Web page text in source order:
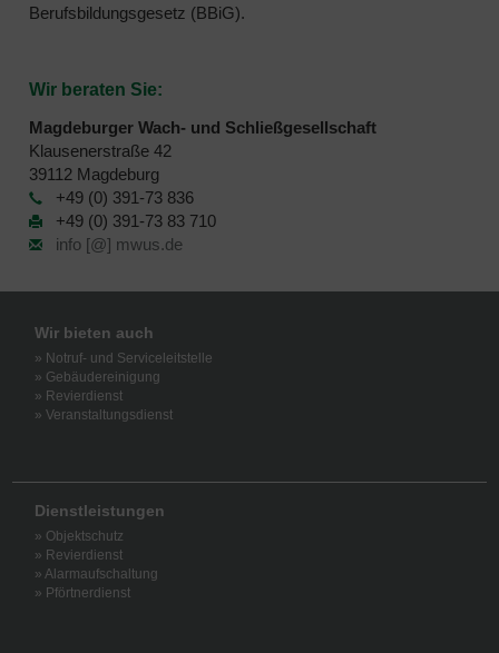
Berufsbildungsgesetz (BBiG).
Wir beraten Sie:
Magdeburger Wach- und Schließgesellschaft
Klausenerstraße 42
39112 Magdeburg
+49 (0) 391-73 836
+49 (0) 391-73 83 710
info [@] mwus.de
Wir bieten auch
» Notruf- und Serviceleitstelle
» Gebäudereinigung
» Revierdienst
» Veranstaltungsdienst
Dienstleistungen
» Objektschutz
» Revierdienst
» Alarmaufschaltung
» Pförtnerdienst